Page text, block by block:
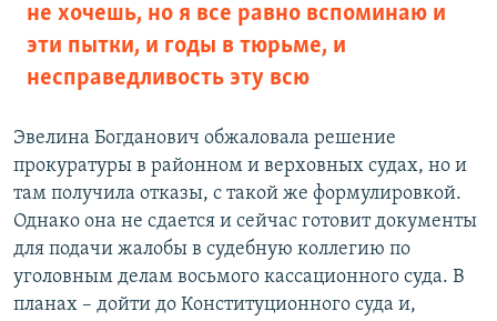
не хочешь, но я все равно вспоминаю и
эти пытки, и годы в тюрьме, и
несправедливость эту всю
Эвелина Богданович обжаловала решение
прокуратуры в районном и верховных судах, но и
там получила отказы, с такой же формулировкой.
Однако она не сдается и сейчас готовит документы
для подачи жалобы в судебную коллегию по
уголовным делам восьмого кассационного суда. В
планах – дойти до Конституционного суда и,